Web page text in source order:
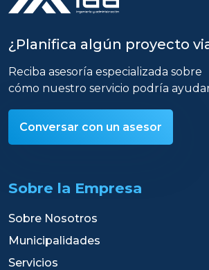
¿Planifica algún proyecto
Reciba asesoría especializada sobre
cómo nuestro servicio podría
Conversar con un asesor
Sobre la Empresa
Sobre Nosotros
Municipalidades
Servicios